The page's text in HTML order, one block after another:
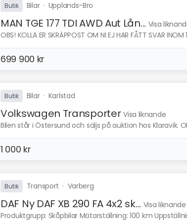
Butik Bilar· Upplands-Bro
MAN TGE 177 TDI AWD Aut Lån... Visa
OBS! KOLLA ER SKRÄPPOST OM NI EJ HAR FÅTT SVAR
699 900 kr
Butik Bilar· Karlstad
Volkswagen Transporter Visa liknande
Bilen står i Östersund och säljs på auktion hos Klaravik.
1 000 kr
Butik Transport · Varberg
DAF Ny DAF XB 290 FA 4x2 sk... Visa liknande
Produktgrupp: Skåpbilar Mätarställning: 100 km